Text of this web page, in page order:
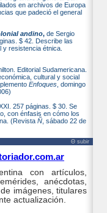
en archivos de Europa
que padeció el general
andino, de Sergio
$ 42. Describe las
y resistencia étnica.
Editorial Sudamericana.
cultural y social
Enfoques , domingo
257 páginas. $ 30. Se
con énfasis en cómo los
(Revista Ñ , sábado 22 de
Θ subir
con artículos,
anécdotas,
imágenes, titulares
actualización.